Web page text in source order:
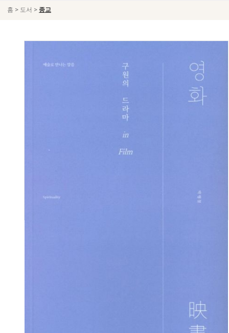
홈 > 도서 > 종교